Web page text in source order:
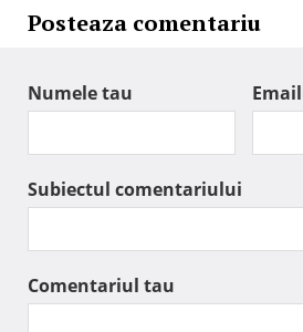
Posteaza comentariu
Numele tau
Subiectul comentariului
Comentariul tau